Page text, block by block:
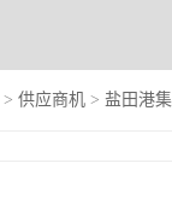
> 供应商机 > 盐田港